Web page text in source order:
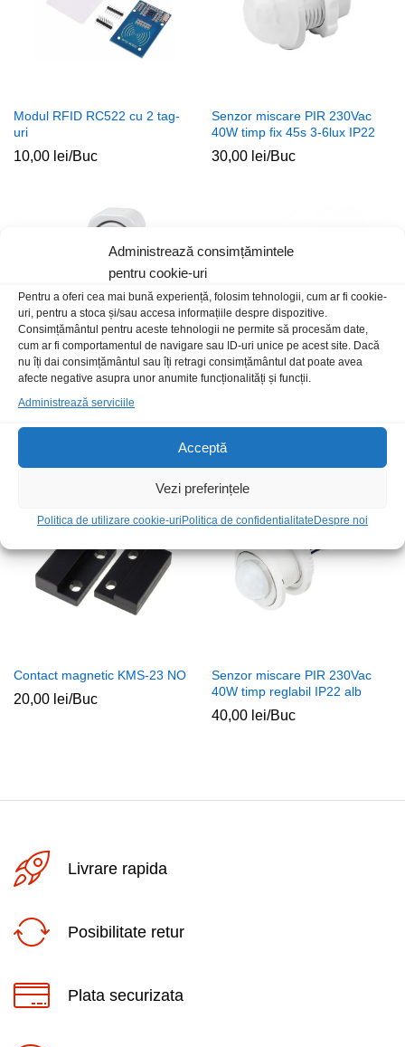
Administrează consimțămintele
pentru cookie-uri
Pentru a oferi cea mai bună experiență, folosim tehnologii, cum ar fi cookie-
uri, pentru a stoca și/sau accesa informațiile despre dispozitive.
Consimțământul pentru aceste tehnologii ne permite să procesăm date,
cum ar fi comportamentul de navigare sau ID-uri unice pe acest site. Dacă
nu îți dai consimțământul sau îți retragi consimțământul dat poate avea
afecte negative asupra unor anumite funcționalități și funcții.
Administrează serviciile
Acceptă
Vezi preferințele
Politica de utilizare cookie-uri Politica de confidentialitate Despre noi
Modul RFID RC522 cu 2 tag-
uri
10,00 lei/Buc
Senzor miscare PIR 230Vac
40W timp fix 45s 3-6lux IP22
30,00 lei/Buc
Senzor deschidere usa
fereastra
10,00
Contact magnetic KMS-23 NO
20,00 lei/Buc
Senzor miscare PIR 230Vac
40W timp reglabil IP22 alb
40,00 lei/Buc
Livrare rapida
Posibilitate retur
Plata securizata